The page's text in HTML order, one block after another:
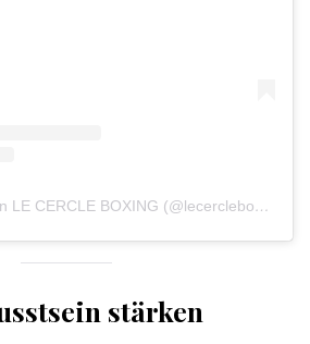
Ein Beitrag geteilt von LE CERCLE BOXING (@lecercleboxing)
stärken